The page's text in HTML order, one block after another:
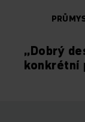
„Dobrý
konkrétní